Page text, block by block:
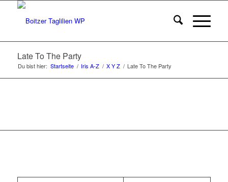
Late To The Party
Du bist hier: Startseite / Iris A-Z / X Y Z / Late To The Party